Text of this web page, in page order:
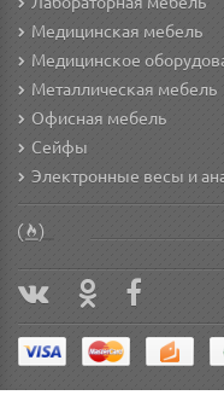
Медицинская мебель
Медицинское
Металлическая мебель
Офисная мебель
Сейфы
Электронные весы и